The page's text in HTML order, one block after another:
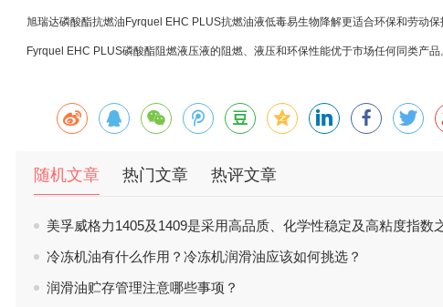
旭瑞达磷酸酯抗燃油Fyrquel EHC PLUS抗燃油液低毒易生物降解更适合环保和劳动保
Fyrquel EHC PLUS磷酸酯阻燃液压液的阻燃、液压和环保性能优于市场任何同类产品
随机文章 热门文章 热评文章
美孚威格力1405及1409是采用高品质、化学性稳定及高粘度指数
冷冻机油有什么作用？冷冻机润滑油应该如何挑选？
润滑油贮存管理注意哪些事项？